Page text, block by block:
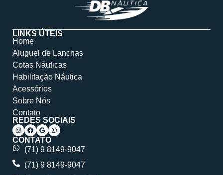
LINKS ÚTEIS
Home
Aluguel de Lanchas
Cotas Náuticas
Habilitação Náutica
Acessórios
Sobre Nós
Contato
REDES SOCIAIS
CONTATO
(71) 9 8149-9047
(71) 9 8149-9047